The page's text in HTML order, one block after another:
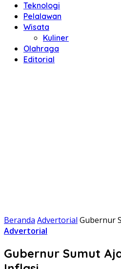
Teknologi
Pelalawan
Wisata
Kuliner
Olahraga
Editorial
Beranda Advertorial Gubernur
Advertorial
Gubernur Sumut